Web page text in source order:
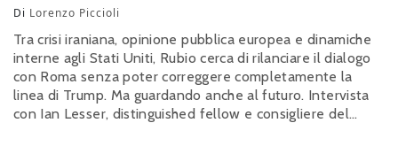
Di Lorenzo Piccioli
Tra crisi iraniana, opinione pubblica europea e dinamiche
interne agli Stati Uniti, Rubio cerca di rilanciare il dialogo
con Roma senza poter correggere completamente la
linea di Trump. Ma guardando anche al futuro. Intervista
con Ian Lesser, distinguished fellow e consigliere del